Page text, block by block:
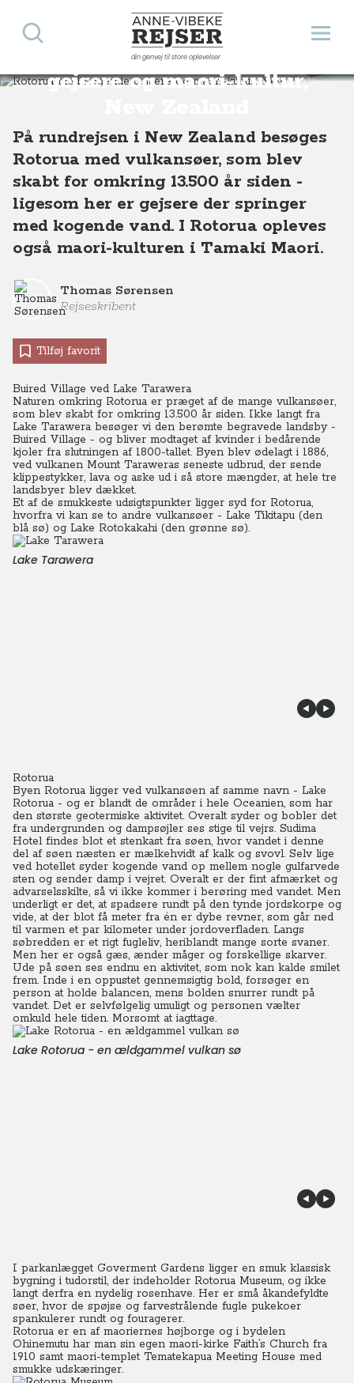
Anne-Vibeke Rejser
din genvej til store oplevelser
Åbn
Søg
Rotorua med kogende
gejsere og maori-kultur,
Destinationer Oceanien New Zealand Rotorua med kogende gejsere og maori-kultur, New Zealand
På rundrejsen i New Zealand besøges
Rotorua med vulkansøer, som blev
skabt for omkring 13.500 år siden -
ligesom her er gejsere der springer
med kogende vand. I Rotorua opleves
også maori-kulturen i Tamaki Maori.
Thomas Sørensen
Rejseskribent
Tilføj favorit
Buired Village ved Lake Tarawera
Naturen omkring Rotorua er præget af de mange vulkansøer,
som blev skabt for omkring 13.500 år siden. Ikke langt fra
Lake Tarawera besøger vi den berømte begravede landsby -
Buired Village - og bliver modtaget af kvinder i bedårende
kjoler fra slutningen af 1800-tallet. Byen blev ødelagt i 1886,
ved vulkanen Mount Taraweras seneste udbrud, der sende
klippestykker, lava og aske ud i så store mængder, at hele tre
landsbyer blev dækket.
Et af de smukkeste udsigtspunkter ligger syd for Rotorua,
hvorfra vi kan se to andre vulkansøer - Lake Tikitapu (den
blå sø) og Lake Rotokakahi (den grønne sø).
Lake Tarawera
Rotorua
Byen Rotorua ligger ved vulkansøen af samme navn - Lake
Rotorua - og er blandt de områder i hele Oceanien, som har
den største geotermiske aktivitet. Overalt syder og bobler det
fra undergrunden og dampsøjler ses stige til vejrs. Sudima
Hotel findes blot et stenkast fra søen, hvor vandet i denne
del af søen næsten er mælkehvidt af kalk og svovl. Selv lige
ved hotellet syder kogende vand op mellem nogle gulfarvede
sten og sender damp i vejret. Overalt er der fint afmærket og
advarselsskilte, så vi ikke kommer i berøring med vandet. Men
underligt er det, at spadsere rundt på den tynde jordskorpe og
vide, at der blot få meter fra én er dybe revner, som går ned
til varmen et par kilometer under jordoverfladen. Langs
søbredden er et rigt fugleliv, heriblandt mange sorte svaner.
Men her er også gæs, ænder måger og forskellige skarver.
Ude på søen ses endnu en aktivitet, som nok kan kalde smilet
frem. Inde i en oppustet gennemsigtig bold, forsøger en
person at holde balancen, mens bolden snurrer rundt på
vandet. Det er selvfølgelig umuligt og personen vælter
omkuld hele tiden. Morsomt at iagttage.
Lake Rotorua - en ældgammel vulkan sø
I parkanlægget Goverment Gardens ligger en smuk klassisk
bygning i tudorstil, der indeholder Rotorua Museum, og ikke
langt derfra en nydelig rosenhave. Her er små åkandefyldte
søer, hvor de spøjse og farvestrålende fugle pukekoer
spankulerer rundt og fouragerer.
Rotorua er en af maoriernes højborge og i bydelen
Ohinemutu har man sin egen maori-kirke Faith’s Church fra
1910 samt maori-templet Tematekapua Meeting House med
smukke udskæringer.